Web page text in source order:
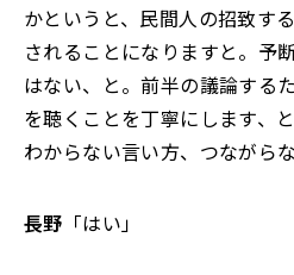
かというと、民間人の招致す
されることになりますと。予
はない、と。前半の議論する
を聴くことを丁寧にします、
わからない言い方、つながら
長野 「はい」